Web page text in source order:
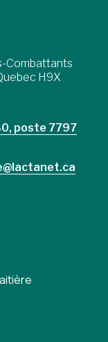
Combattants
H9X
poste 7797